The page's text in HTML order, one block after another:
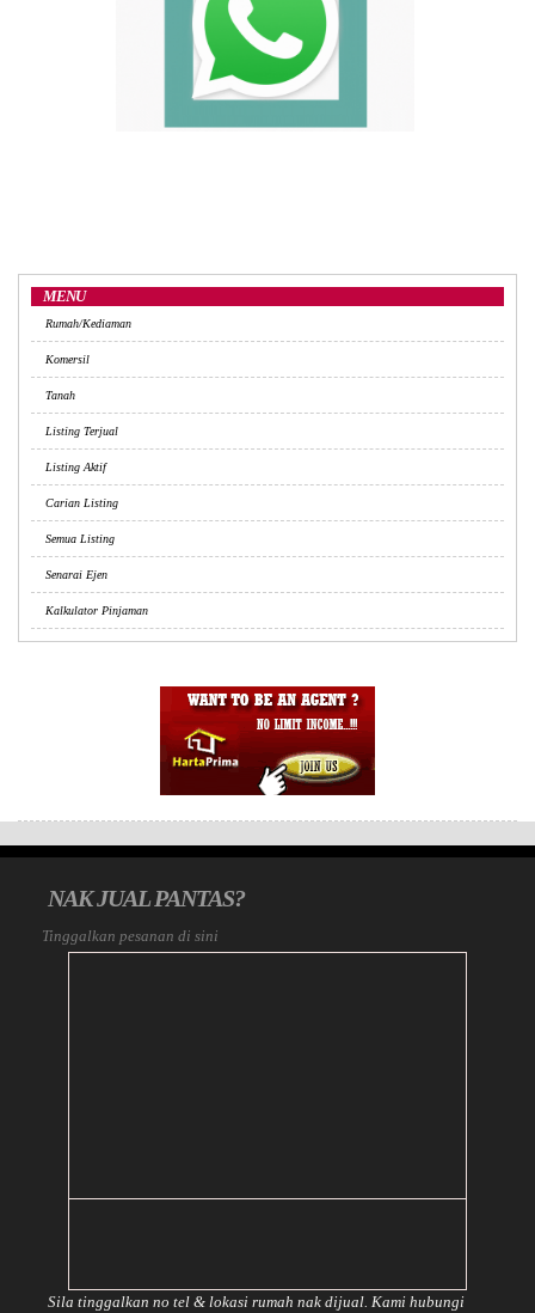
MENU
Rumah/Kediaman
Komersil
Tanah
Listing Terjual
Listing Aktif
Carian Listing
Semua Listing
Senarai Ejen
Kalkulator Pinjaman
NAK JUAL PANTAS?
Tinggalkan pesanan di sini
Sila tinggalkan no tel & lokasi rumah nak dijual. Kami hubungi